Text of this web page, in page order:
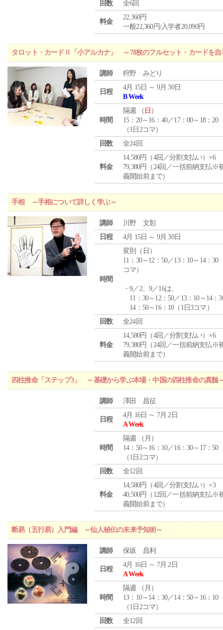
回数 全6回
料金
22,360円
一般22,360円/入学者20,090円
タロット・カードⅡ「小アルカナ」 ～78枚のフルセット・カードを自
講師 狩野 みどり
日程
4月 15日 ～ 9月 30日
B Week
時間
隔週 （ 日 ）
15：20～16：40／17：00～18：20
（1日2コマ）
回数
全24回
料金
14,580円（4回／分割支払い）×6
79,380円（24回／一括前納支払※
義開始前まで）
手相 ～手相について詳しく学ぶ～
講師
川野 文彰
日程
4月 15日 ～ 9月 30日
時間
変則（日）
11：30～12：50／13：10～14：30
コマ）
・9／2、9／16は、
11：30～12：50／13：10～14：
14：50～16：10（1日3コマ）
回数
全24回
料金
14,580円（4回／分割支払い）×6
79,380円（24回／一括前納支払※
義開始前まで）
四柱推命「ステップ3」 ～基礎から学ぶ本場・中国の四柱推命の真髄
講師 澤田 昌征
日程
4月 16日 ～ 7月 2日
A Week
時間
隔週 （ 月 ）
14：50～16：10／16：30～17：50
（1日2コマ）
回数
全12回
料金
14,580円（4回／分割支払い）×3
40,500円（12回／一括前納支払※
義開始前まで）
断易（五行易）入門編 ～仙人秘伝の未来予知術～
講師 保坂 昌利
日程
4月 16日 ～ 7月 2日
A Week
時間
隔週 （ 月 ）
13：10～14：30／14：50～16：10
（1日2コマ）
回数
全12回